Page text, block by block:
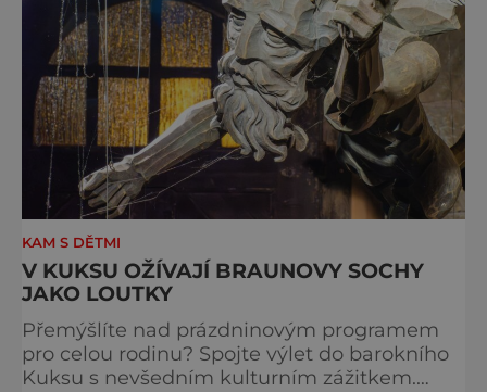
KAM S DĚTMI
V KUKSU OŽÍVAJÍ BRAUNOVY SOCHY
JAKO LOUTKY
Přemýšlíte nad prázdninovým programem
pro celou rodinu? Spojte výlet do barokního
Kuksu s nevšedním kulturním zážitkem.